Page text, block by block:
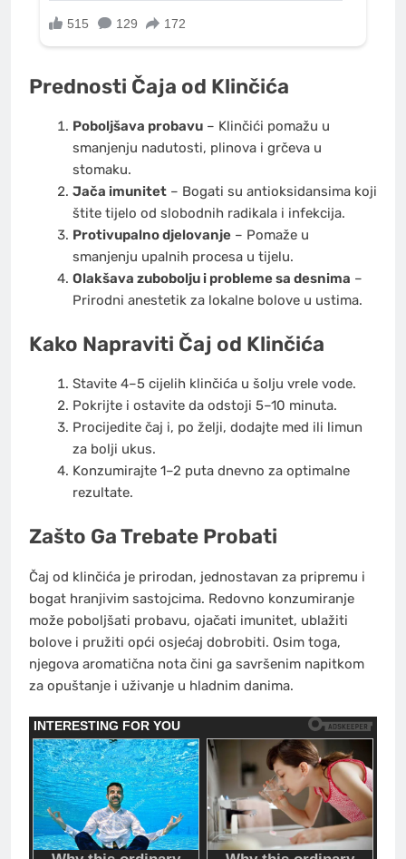
Prednosti Čaja od Klinčića
Poboljšava probavu– Klinčići pomažu u
smanjenju nadutosti, plinova i grčeva u
stomaku.
Jača imunitet– Bogati su antioksidansima koji
štite tijelo od slobodnih radikala i infekcija.
Protivupalno djelovanje– Pomaže u
smanjenju upalnih procesa u tijelu.
Olakšava zubobolju i probleme sa desnima –
Prirodni anestetik za lokalne bolove u ustima.
Kako Napraviti Čaj od Klinčića
Stavite 4–5 cijelih klinčića u šolju vrele vode.
Pokrijte i ostavite da odstoji 5–10 minuta.
Procijedite čaj i, po želji, dodajte med ili limun
za bolji ukus.
Konzumirajte 1–2 puta dnevno za optimalne
rezultate.
Zašto Ga Trebate Probati
Čaj od klinčića je prirodan, jednostavan za pripremu i
bogat hranjivim sastojcima. Redovno konzumiranje
može poboljšati probavu, ojačati imunitet, ublažiti
bolove i pružiti opći osjećaj dobrobiti. Osim toga,
njegova aromatična nota čini ga savršenim napitkom
za opuštanje i uživanje u hladnim danima.